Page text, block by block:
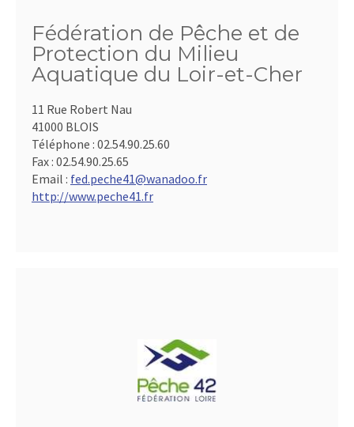
Fédération de Pêche et de
Protection du Milieu
Aquatique du Loir-et-Cher
11 Rue Robert Nau
41000 BLOIS
Téléphone : 02.54.90.25.60
Fax : 02.54.90.25.65
Email : fed.peche41@wanadoo.fr
http://www.peche41.fr